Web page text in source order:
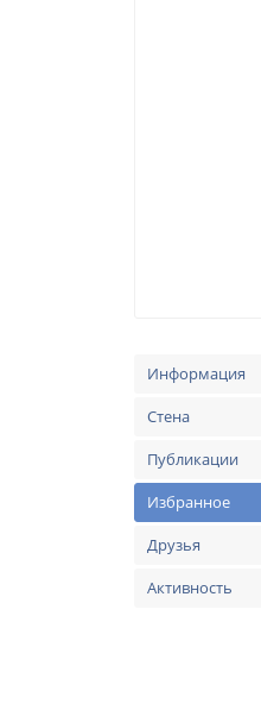
Информация
Стена
Публикации
Избранное
Друзья
Активность